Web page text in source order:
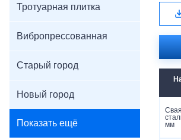
Тротуарная плитка
Вибропрессованная
Старый город
Новый город
Показать ещё
мм